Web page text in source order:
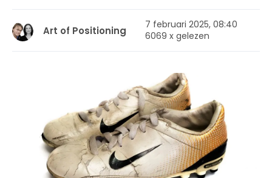
Art of Positioning
7 februari 2025, 08:40
6069 x gelezen